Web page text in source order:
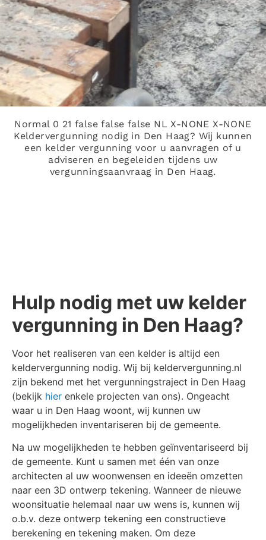
Normal 0 21 false false false NL X-NONE X-NONE
Keldervergunning nodig in Den Haag? Wij kunnen
een kelder vergunning voor u aanvragen of u
adviseren en begeleiden tijdens uw
vergunningsaanvraag in Den Haag.
Hulp nodig met uw kelder
vergunning in Den Haag?
Voor het realiseren van een kelder is altijd een
keldervergunning nodig. Wij bij keldervergunning.nl
zijn bekend met het vergunningstraject in Den Haag
(bekijk hier enkele projecten van ons). Ongeacht
waar u in Den Haag woont, wij kunnen uw
mogelijkheden inventariseren bij de gemeente.
Na uw mogelijkheden te hebben geïnventariseerd bij
de gemeente. Kunt u samen met één van onze
architecten al uw woonwensen en ideeën omzetten
naar een 3D ontwerp tekening. Wanneer de nieuwe
woonsituatie helemaal naar uw wens is, kunnen wij
o.b.v. deze ontwerp tekening een constructieve
berekening en tekening maken. Om deze